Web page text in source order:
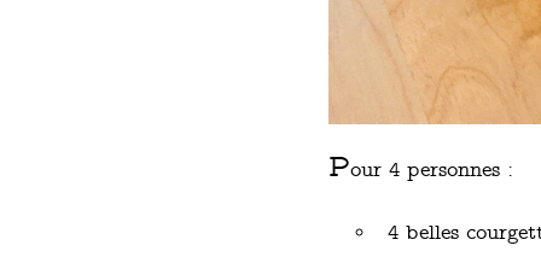
Pour 4 personnes :
4 belles